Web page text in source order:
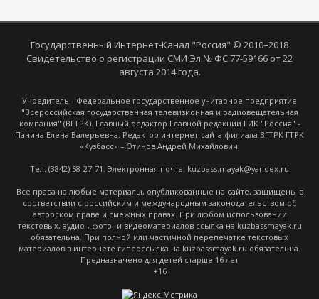
Государственный Интернет-Канал "Россия" © 2010–2018
Свидетельство о регистрации СМИ Эл № ФС 77-59166 от 22
августа 2014 года.
Учредитель - Федеральное государственное унитарное предприятие
"Всероссийская государственная телевизионная и радиовещательная
компания" (ВГТРК). Главный редактор Главной редакции ГИК "Россия" -
Панина Елена Валерьевна. Редактор интернет-сайта филиала ВГТРК ГТРК
«Кузбасс» – Отинов Андрей Михайлович.
Тел. (3842) 58-27-71. Электронная почта: kuzbass.mayak@yandex.ru
Все права на любые материалы, опубликованные на сайте, защищены в
соответствии с российским и международным законодательством об
авторском праве и смежных правах. При любом использовании
текстовых, аудио-, фото- и видеоматериалов ссылка на kuzbassmayak.ru
обязательна. При полной или частичной перепечатке текстовых
материалов в интернете гиперссылка на kuzbassmayak.ru обязательна.
Предназначено для детей старше 16 лет
+16